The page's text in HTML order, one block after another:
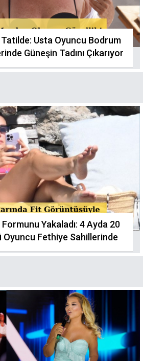
Usta Oyuncu Bodrum
Güneşin Tadını Çıkarıyor
Yakaladı: 4 Ayda 20
Oyuncu Fethiye Sahillerinde